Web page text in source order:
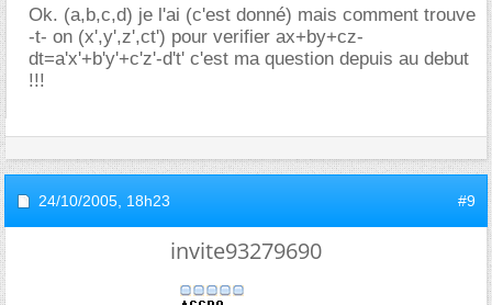
Ok. (a,b,c,d) je l'ai (c'est donné) mais comment trouve
-t- on (x',y',z',ct') pour verifier ax+by+cz-
dt=a'x'+b'y'+c'z'-d't' c'est ma question depuis au debut
!!!
24/10/2005, 18h23 #9
invite93279690